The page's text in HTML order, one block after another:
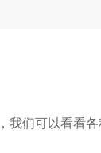
们可以看看各